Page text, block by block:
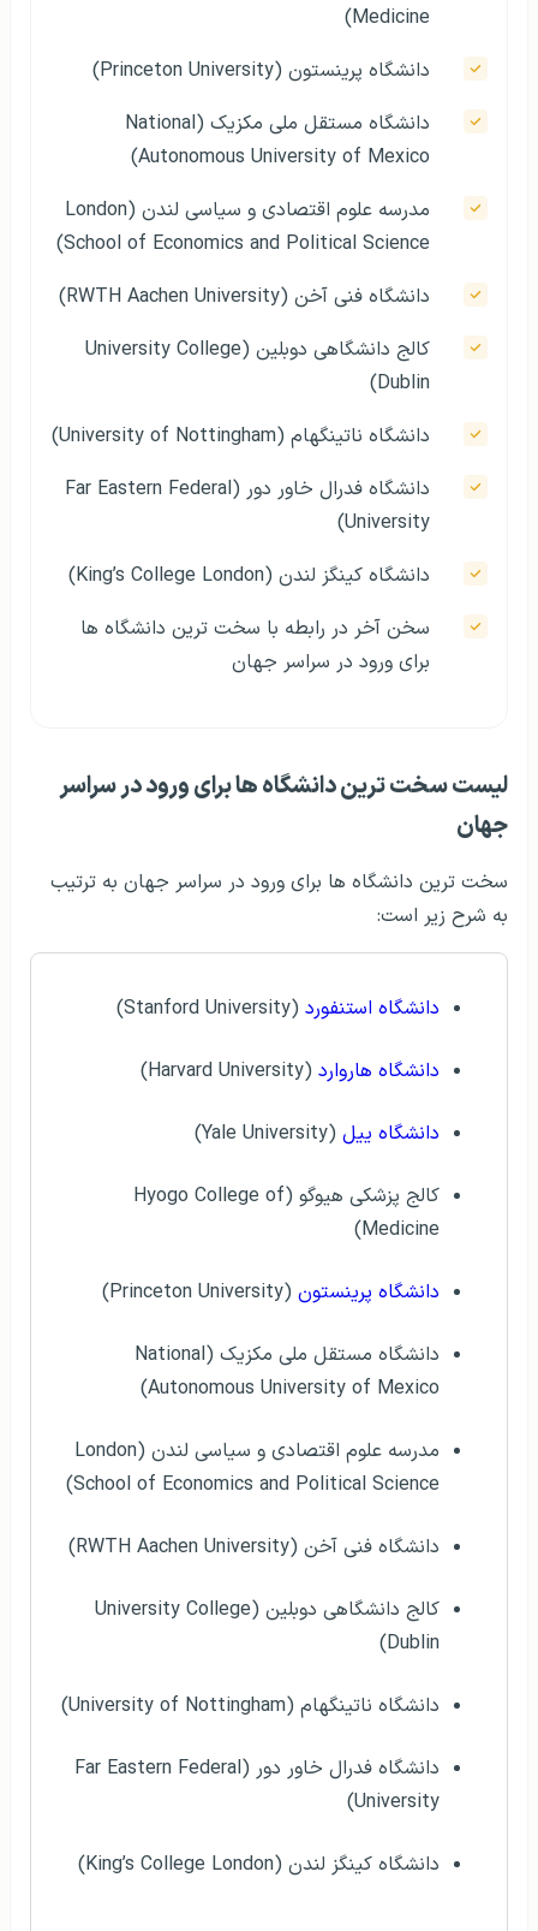
Medicine)
دانشگاه پرینستون (Princeton University)
دانشگاه مستقل ملی مکزیک (National
Autonomous University of Mexico)
مدرسه علوم اقتصادی و سیاسی لندن (London
School of Economics and Political Science)
دانشگاه فنی آخن (RWTH Aachen University)
کالج دانشگاهی دوبلین (University College
Dublin)
دانشگاه ناتینگهام (University of Nottingham)
دانشگاه فدرال خاور دور (Far Eastern Federal
University)
دانشگاه کینگز لندن (King’s College London)
سخن آخر در رابطه با سخت ترین دانشگاه ها
برای ورود در سراسر جهان
لیست سخت ترین دانشگاه ها برای ورود در سراسر
جهان
سخت ترین دانشگاه ها برای ورود در سراسر جهان به ترتیب
به شرح زیر است:
دانشگاه استنفورد (Stanford University)
دانشگاه هاروارد (Harvard University)
دانشگاه ییل (Yale University)
کالج پزشکی هیوگو (Hyogo College of
Medicine)
دانشگاه پرینستون (Princeton University)
دانشگاه مستقل ملی مکزیک (National
Autonomous University of Mexico)
مدرسه علوم اقتصادی و سیاسی لندن (London
School of Economics and Political Science)
دانشگاه فنی آخن (RWTH Aachen University)
کالج دانشگاهی دوبلین (University College
Dublin)
دانشگاه ناتینگهام (University of Nottingham)
دانشگاه فدرال خاور دور (Far Eastern Federal
University)
دانشگاه کینگز لندن (King’s College London)